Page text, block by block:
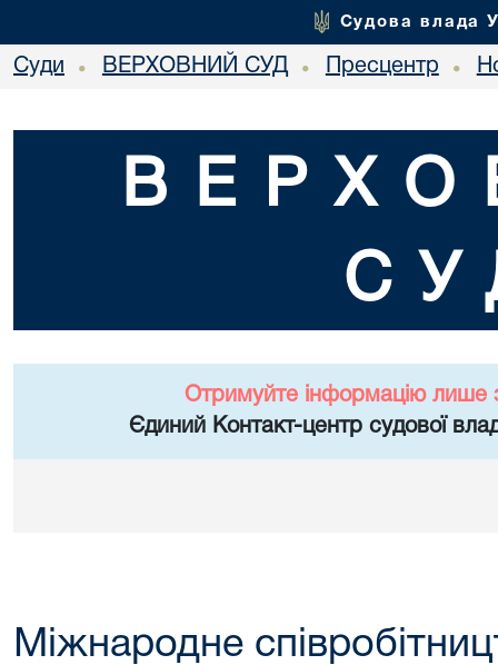
Судова влада
Суди • ВЕРХОВНИЙ СУД • Пресцентр •
Отримуйте інформацію лише
Єдиний Контакт-центр судової
Міжнародне